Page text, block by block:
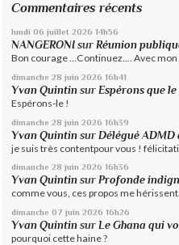
Commentaires récents
lundi 06 juillet 2026 14h56
NANGERONI surRéunion
Bon courage ...Continuez.... Avec
dimanche 28 juin 2026 16h41
Yvan Quintin surEspérons que
Espérons-le !
dimanche 28 juin 2026 16h39
Yvan Quintin surDélégué ADMD
je suis très contentpour vous !
dimanche 28 juin 2026 16h36
Yvan Quintin surProfonde
comme vous, ces propos me hérissent.
dimanche 07 juin 2026 16h26
Yvan Quintin sur Le Ghana qui
pourquoi cette haine ?